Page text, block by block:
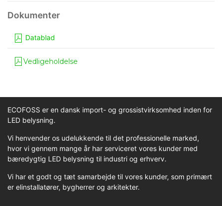
Datablad
Vedligeholdelse
ECOFOSS er en dansk import- og grossistvirksomhed inden for
LED belysning.
Vi henvender os udelukkende til det professionelle marked,
hvor vi gennem mange år har serviceret vores kunder med
bæredygtig LED belysning til industri og erhverv.
Vi har et godt og tæt samarbejde til vores kunder, som primært
er elinstallatører, bygherrer og arkitekter.